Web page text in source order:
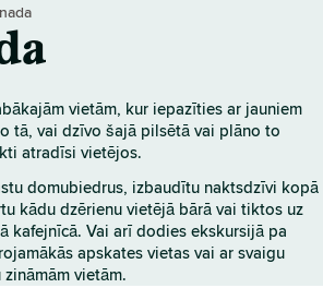
r
s
ā
u
m
l
p
a
vietām, kur iepazīties ar jauniem
tā, vai dzīvo šajā pilsētā vai plāno to
atradīsi vietējos.
domubiedrus, izbaudītu naktsdzīvi kopā
kādu dzērienu vietējā bārā vai tiktos uz
kafejnīcā. Vai arī dodies ekskursijā pa
apskates vietas vai ar svaigu
vietām.